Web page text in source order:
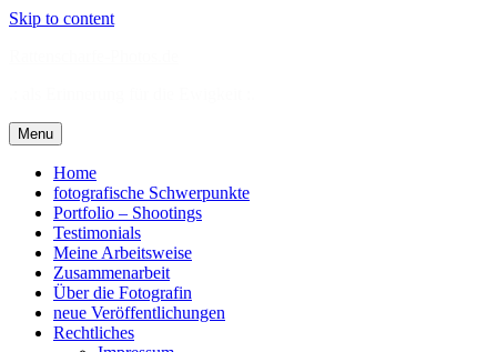
Skip to content
Menu
Home
fotografische Schwerpunkte
Portfolio – Shootings
Testimonials
Meine Arbeitsweise
Zusammenarbeit
Über die Fotografin
neue Veröffentlichungen
Rechtliches